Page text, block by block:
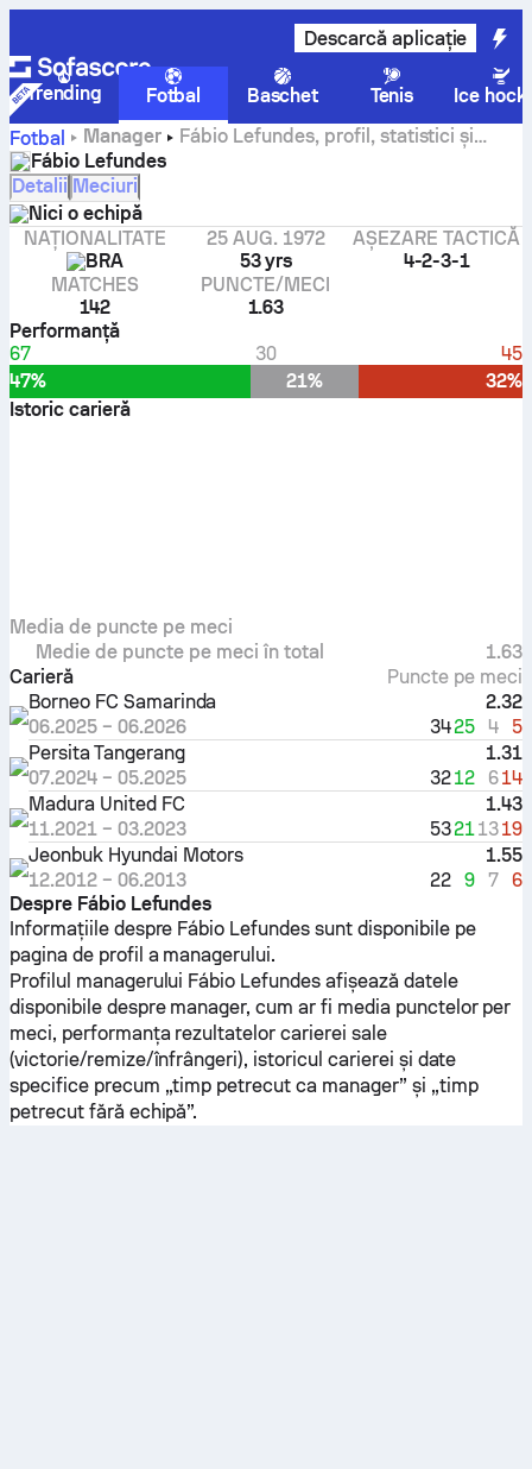
Descarcă aplicație
Trending Fotbal Baschet Tenis
Ice
Fotbal
Manager
Fábio Lefundes, profil, statistici și
istoric al carierei
Fábio Lefundes
Detalii Meciuri
Nici o echipă
NAȚIONALITATE
BRA
25 AUG. 1972
53 yrs
AȘEZARE TACTICĂ
4-2-3-1
MATCHES
142
PUNCTE/MECI
1.63
Performanţă
67
30
45
47%
21%
32%
Istoric carieră
Media de puncte pe meci
Medie de puncte pe meci în total
1.63
Carieră
Puncte pe meci
Borneo FC Samarinda
2.32
06.2025– 06.2026 3425 4
5
Persita Tangerang
1.31
07.2024– 05.2025 3212 614
Madura United FC
1.43
11.2021– 03.2023 53211319
Jeonbuk Hyundai Motors
1.55
12.2012– 06.2013 22 9 7 6
Despre Fábio Lefundes
Informațiile despre Fábio Lefundes sunt disponibile pe
pagina de profil a managerului.
Profilul managerului Fábio Lefundes afișează datele
disponibile despre manager, cum ar fi media punctelor per
meci, performanța rezultatelor carierei sale
(victorie/remize/înfrângeri), istoricul carierei și date
specifice precum „timp petrecut ca manager” și „timp
petrecut fără echipă”.